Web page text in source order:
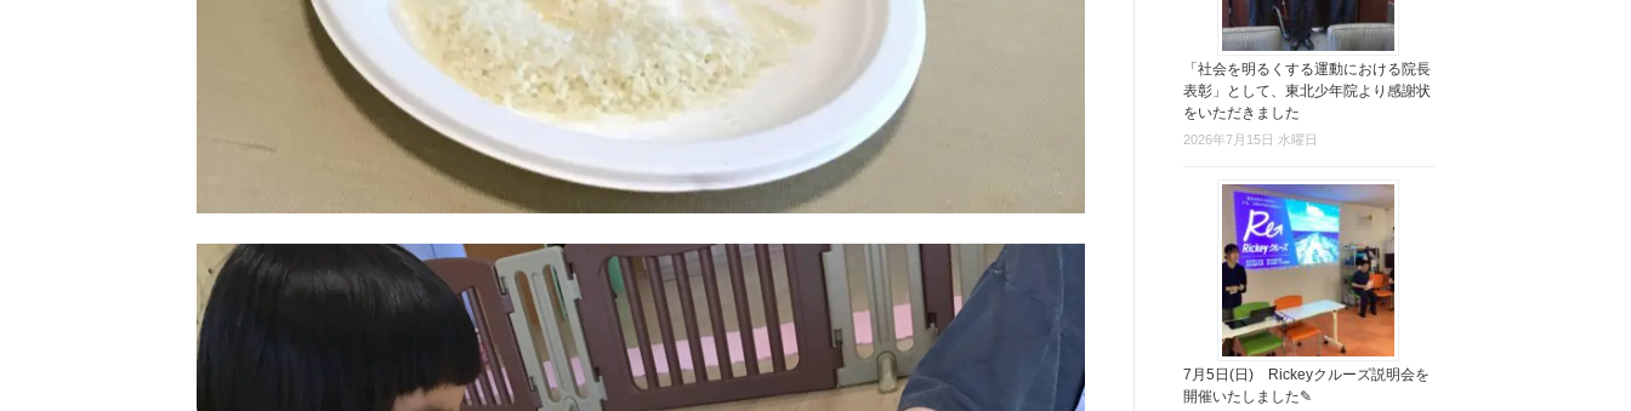
「社会を明るくする運動における院長
表彰」として、東北少年院より感謝状
をいただきました
2026年7月15日 水曜日
7月5日(日) Rickeyクルーズ説明会を
開催いたしました✎